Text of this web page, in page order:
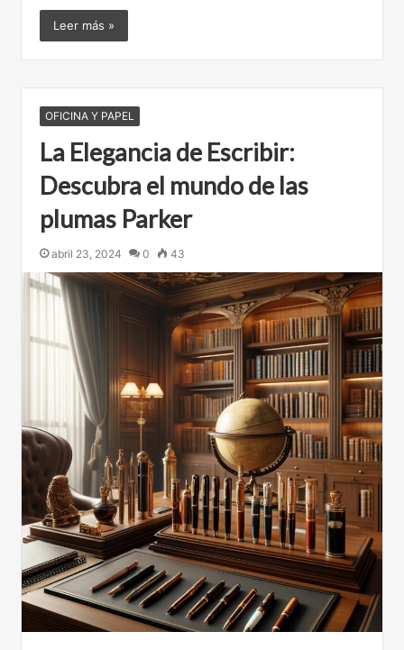
Leer más »
OFICINA Y PAPEL
La Elegancia de Escribir:
Descubra el mundo de las
plumas Parker
abril 23, 2024 0 43